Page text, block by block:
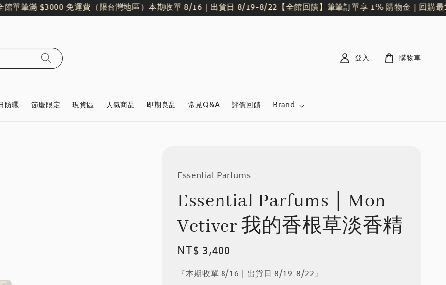
筆滿 $3000 免運費（限台灣地區）本期收單 8/16｜出貨日 8/19-8/22【全館回饋】筆筆訂單享 1% 購物金｜回購最划算
防曬 節慶限定 現貨區 人氣商品 即期良品 常見Q&A 評價回饋 Brand
登入 購物車
Essential Parfums
Essential Parfums｜Mon
Vetiver 我的香根草淡香精
Regular
price
NT$ 3,400
『本期收單 8/16｜出貨日 8/19-8/22』